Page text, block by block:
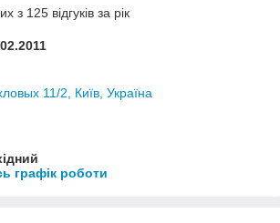
з 125 відгуків за рік
11/2, Київ, Україна
графік роботи